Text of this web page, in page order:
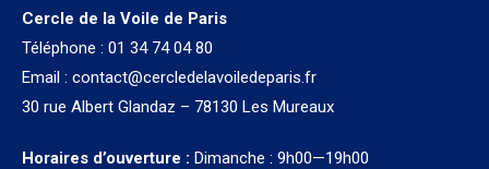
Cercle de la Voile de Paris
Téléphone : 01 34 74 04 80
Email : contact@cercledelavoiledeparis.fr
30 rue Albert Glandaz – 78130 Les Mureaux
Horaires d’ouverture : Dimanche : 9h00—19h00